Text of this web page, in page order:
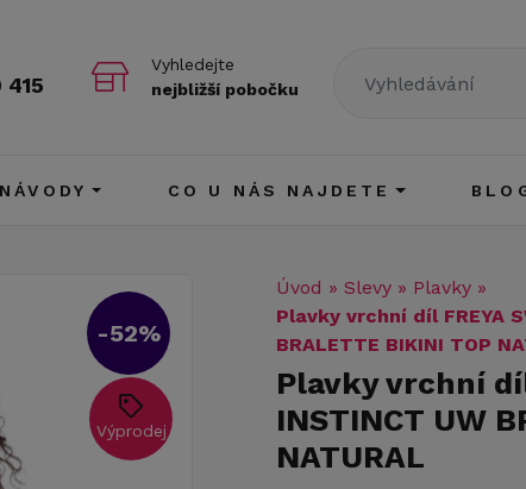
Vyhledejte
nejbližší pobočku
NÁVODY CO U NÁS NAJDETE
-52%
Výprodej
Úvod » Slevy » Plavky »
Plavky vrchní díl FREYA
BRALETTE BIKINI TOP
Plavky vrchní
INSTINCT UW
NATURAL